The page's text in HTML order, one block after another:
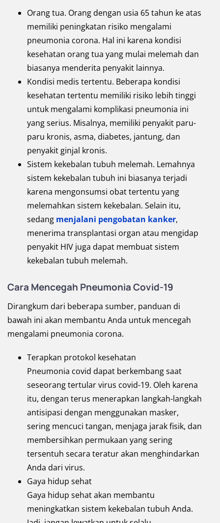
Orang tua. Orang dengan usia 65 tahun ke atas
memiliki peningkatan risiko mengalami
pneumonia corona. Hal ini karena kondisi
kesehatan orang tua yang mulai melemah dan
biasanya menderita penyakit lainnya.
Kondisi medis tertentu. Beberapa kondisi
kesehatan tertentu memiliki risiko lebih tinggi
untuk mengalami komplikasi pneumonia ini
yang serius. Misalnya, memiliki penyakit paru-
paru kronis, asma, diabetes, jantung, dan
penyakit ginjal kronis.
Sistem kekebalan tubuh melemah. Lemahnya
sistem kekebalan tubuh ini biasanya terjadi
karena mengonsumsi obat tertentu yang
melemahkan sistem kekebalan. Selain itu,
sedang menjalani pengobatan kanker,
menerima transplantasi organ atau mengidap
penyakit HIV juga dapat membuat sistem
kekebalan tubuh melemah.
Cara Mencegah Pneumonia Covid-19
Dirangkum dari beberapa sumber, panduan di
bawah ini akan membantu Anda untuk mencegah
mengalami pneumonia corona.
Terapkan protokol kesehatan
Pneumonia covid dapat berkembang saat
seseorang tertular virus covid-19. Oleh karena
itu, dengan terus menerapkan langkah-langkah
antisipasi dengan menggunakan masker,
sering mencuci tangan, menjaga jarak fisik, dan
membersihkan permukaan yang sering
tersentuh secara teratur akan menghindarkan
Anda dari virus.
Gaya hidup sehat
Gaya hidup sehat akan membantu
meningkatkan sistem kekebalan tubuh Anda.